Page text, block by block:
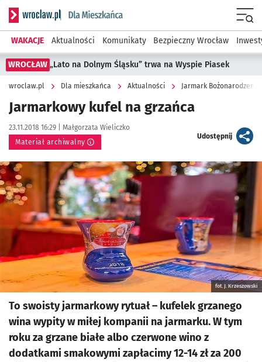
Serwis informacyjny wroclaw.pl podserwis: Dla mieszkańca
WAKACJE Aktualności Komunikaty Bezpieczny Wrocław
WROCŁAW „Lato na Dolnym Śląsku” trwa na Wyspie Piasek
wroclaw.pl Dla mieszkańca Aktualności Jarmark
Jarmarkowy kufel na grzańca
Data publikacji:
23.11.2018 16:29 | Autor:
Małgorzata Wieliczko
Materiał archiwalny
Udostępnijartykuł
Kliknij, aby powiększyć
fot. J. Krzeszowski
To swoisty jarmarkowy rytuał – kufelek grzanego
wina wypity w miłej kompanii na jarmarku. W tym
roku za grzane białe albo czerwone wino z
dodatkami smakowymi zapłacimy 12-14 zł za 200